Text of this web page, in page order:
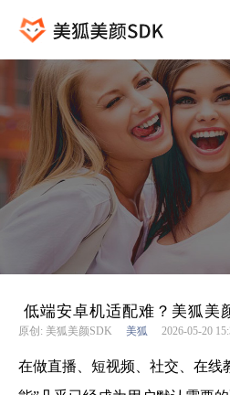
低端安卓机适配难？美狐美
原创: 美狐美颜SDK 美狐 2026-05-20
在做直播、短视频、社交、在线